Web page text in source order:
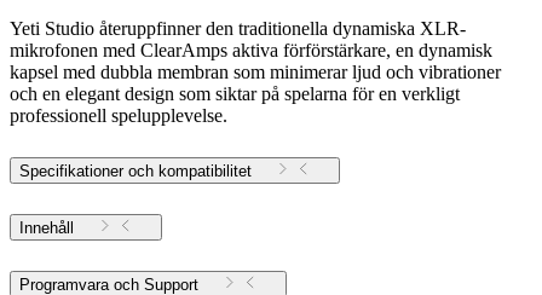
Yeti Studio återuppfinner den traditionella dynamiska XLR-
mikrofonen med ClearAmps aktiva förförstärkare, en dynamisk
kapsel med dubbla membran som minimerar ljud och vibrationer
och en elegant design som siktar på spelarna för en verkligt
professionell spelupplevelse.
Specifikationer och kompatibilitet
Innehåll
Programvara och Support